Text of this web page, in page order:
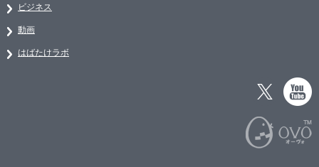
ビジネス
動画
はばたけラボ